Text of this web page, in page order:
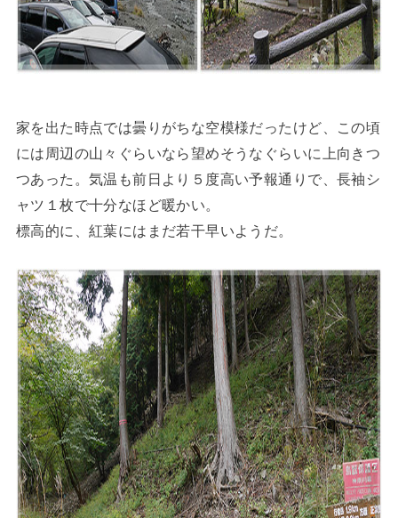
家を出た時点では曇りがちな空模様だったけど、この頃
には周辺の山々ぐらいなら望めそうなぐらいに上向きつ
つあった。気温も前日より５度高い予報通りで、長袖シ
ャツ１枚で十分なほど暖かい。
標高的に、紅葉にはまだ若干早いようだ。